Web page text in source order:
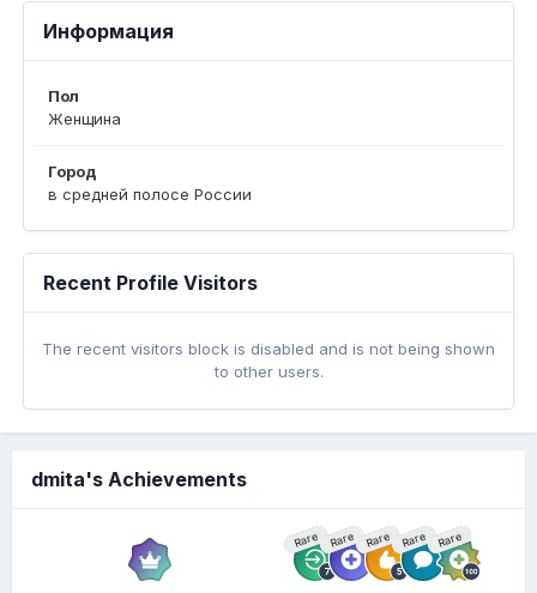
Информация
Пол
Женщина
Город
в средней полосе России
Recent Profile Visitors
The recent visitors block is disabled and is not being shown
to other users.
dmita's Achievements
Rare Rare Rare Rare Rare